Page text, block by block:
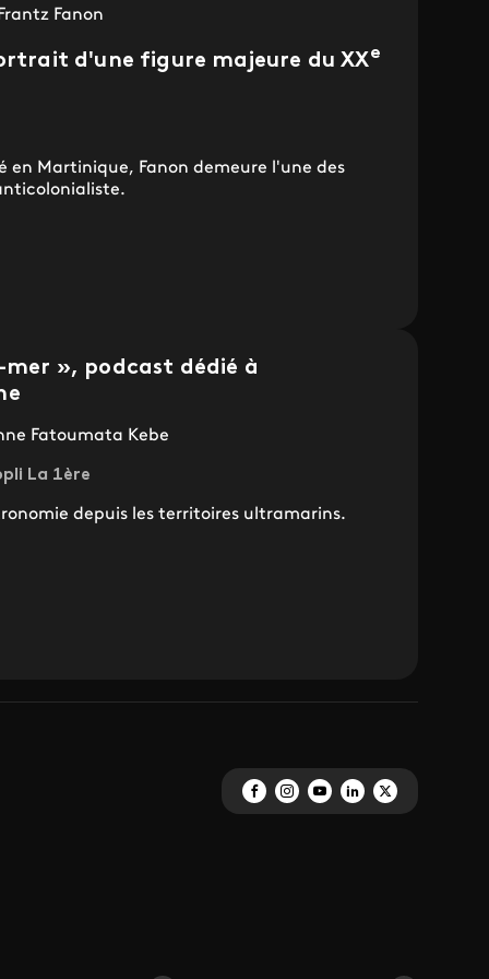
Fanon
d'une figure majeure du XXe
Martinique, Fanon demeure l'une des
mer », podcast dédié à
Fatoumata Kebe
La 1ère
depuis les territoires ultramarins.